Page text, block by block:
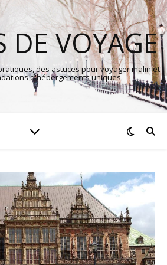
DE VOYAGE
des astuces pour voyager malin et
d'hébergements uniques.